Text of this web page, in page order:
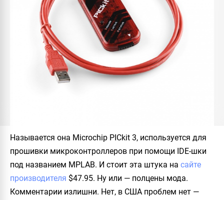
Называется она Microchip PICkit 3, используется для
прошивки микроконтроллеров при помощи IDE-шки
под названием MPLAB. И стоит эта штука на сайте
производителя $47.95. Ну или — полцены мода.
Комментарии излишни. Нет, в США проблем нет —